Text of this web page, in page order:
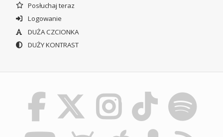
Posłuchaj teraz
Logowanie
DUŻA CZCIONKA
DUŻY KONTRAST